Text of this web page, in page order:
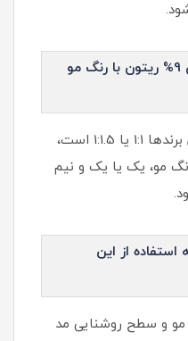
+ نسبت ترکیب کرم اکسیدان 9% ریتون با رنگ مو
- نسبت ترکیب طبق معمول برندها 1:1 یا 1:1.5 است،
مو، یک یا یک و نیم
از این
و سطح روشنایی مد